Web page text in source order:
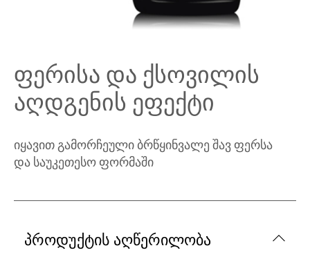
ფერისა და ქსოვილის
აღდგენის ეფექტი
იყავით გამორჩეული ბრწყინვალე შავ ფერსა
და საუკეთესო ფორმაში
პროდუქტის აღწერილობა